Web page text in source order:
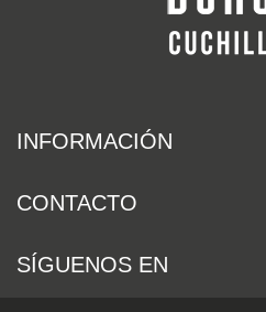
INFORMACIÓN
CONTACTO
SÍGUENOS EN